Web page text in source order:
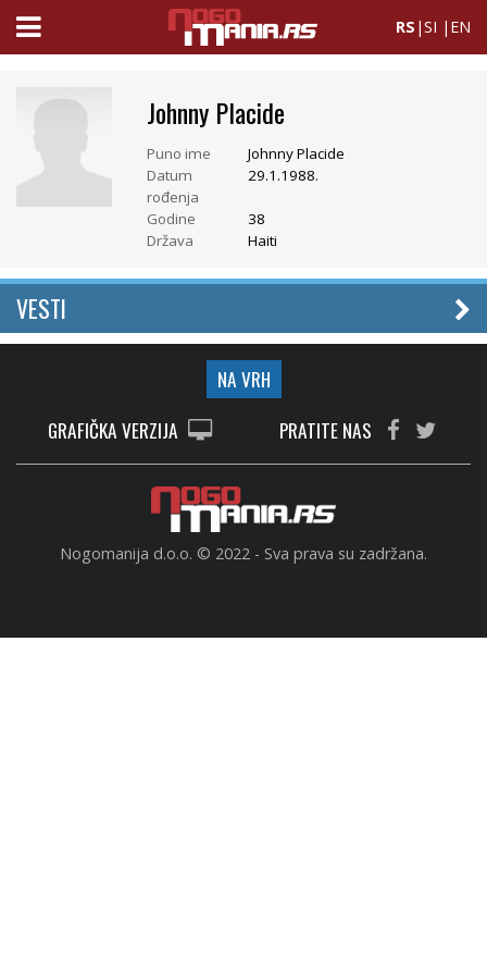
RS |SI | EN
Johnny Placide
Puno ime
Johnny Placide
Datum
rođenja
29.1.1988.
Godine
38
Država
Haiti
VESTI
NA VRH
GRAFIČKA VERZIJA
PRATITE NAS
Nogomanija d.o.o. © 2022 - Sva prava su zadržana.